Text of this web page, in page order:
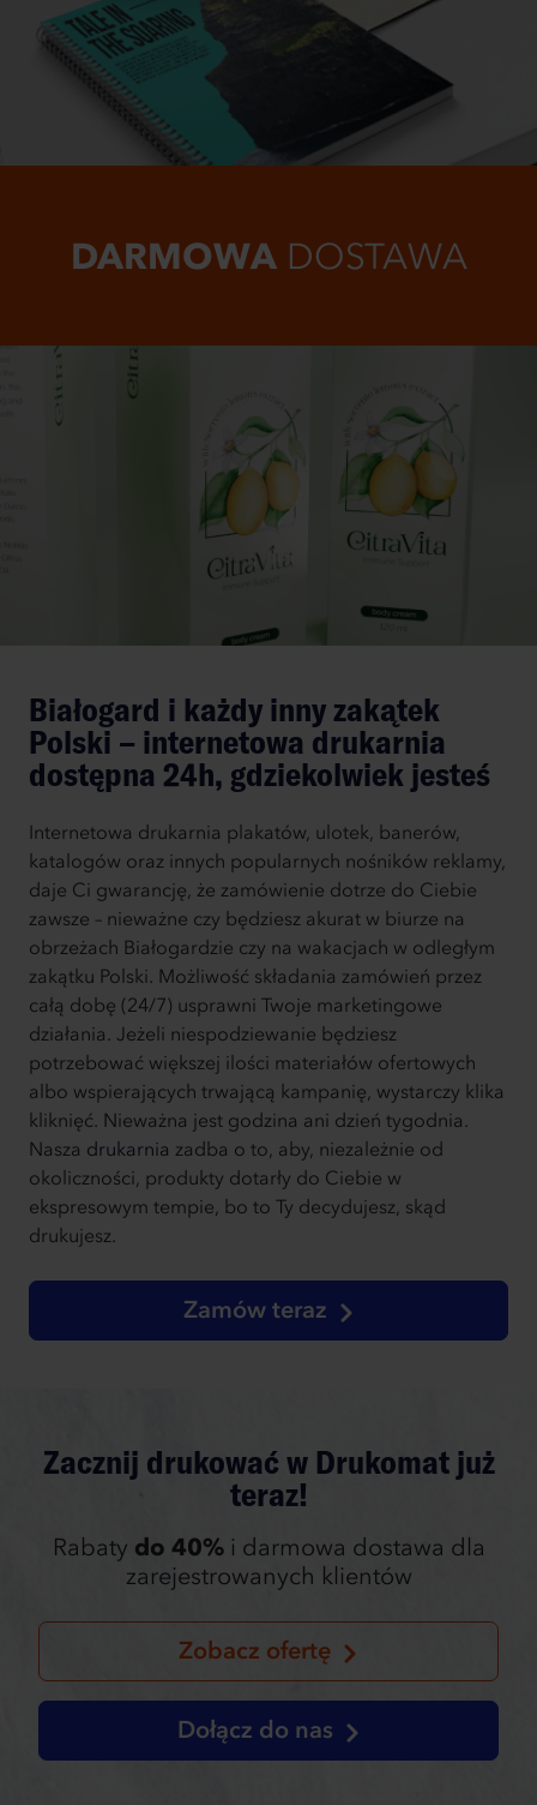
DARMOWA DOSTAWA
Białogard i każdy inny zakątek
Polski – internetowa drukarnia
dostępna 24h, gdziekolwiek jesteś
Internetowa drukarnia plakatów, ulotek, banerów,
katalogów oraz innych popularnych nośników reklamy,
daje Ci gwarancję, że zamówienie dotrze do Ciebie
zawsze – nieważne czy będziesz akurat w biurze na
obrzeżach Białogardzie czy na wakacjach w odległym
zakątku Polski. Możliwość składania zamówień przez
całą dobę (24/7) usprawni Twoje marketingowe
działania. Jeżeli niespodziewanie będziesz
potrzebować większej ilości materiałów ofertowych
albo wspierających trwającą kampanię, wystarczy klika
kliknięć. Nieważna jest godzina ani dzień tygodnia.
Nasza drukarnia zadba o to, aby, niezależnie od
okoliczności, produkty dotarły do Ciebie w
ekspresowym tempie, bo to Ty decydujesz, skąd
drukujesz.
Zamów teraz
Zacznij drukować w Drukomat już
teraz!
Rabaty do 40%i darmowa dostawa dla
zarejestrowanych klientów
Zobacz ofertę
Dołącz do nas